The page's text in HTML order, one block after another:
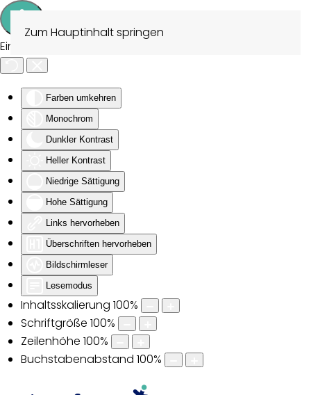
Eingabehilfen öffnen
Farben umkehren
Monochrom
Dunkler Kontrast
Heller Kontrast
Niedrige Sättigung
Hohe Sättigung
Links hervorheben
Überschriften hervorheben
Bildschirmleser
Lesemodus
Inhaltsskalierung 100%
Schriftgröße 100%
Zeilenhöhe 100%
Buchstabenabstand 100%
Zum Hauptinhalt springen